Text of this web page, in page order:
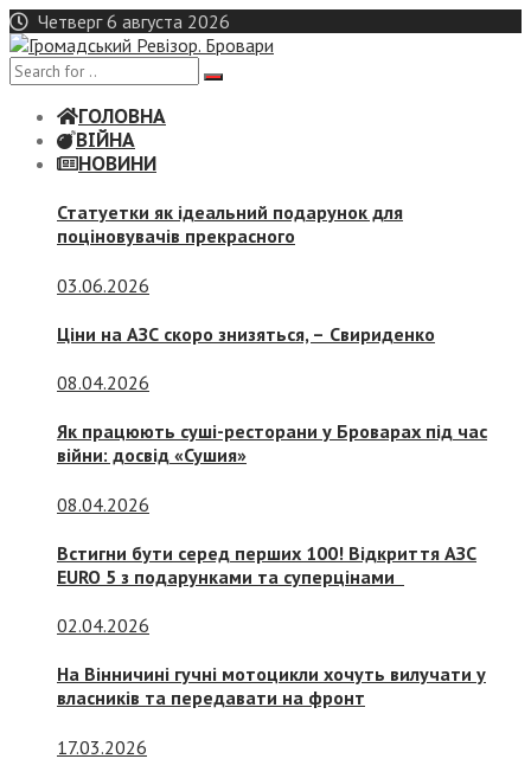
Skip
to
content
Четверг 6 августа 2026
ГОЛОВНА
ВІЙНА
НОВИНИ
Статуетки як ідеальний подарунок для
поціновувачів прекрасного
03.06.2026
Ціни на АЗС скоро знизяться, – Свириденко
08.04.2026
Як працюють суші-ресторани у Броварах під час
війни: досвід «Сушия»
08.04.2026
Встигни бути серед перших 100! Відкриття АЗС
EURO 5 з подарунками та суперцінами
02.04.2026
На Вінничині гучні мотоцикли хочуть вилучати у
власників та передавати на фронт
17.03.2026